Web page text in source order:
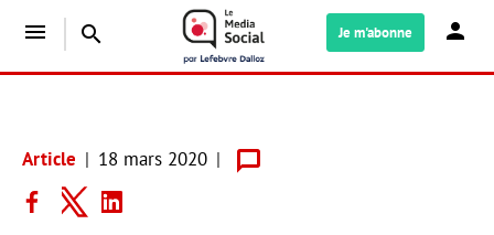
menu search Je m'abonne
Article 18 mars 2020